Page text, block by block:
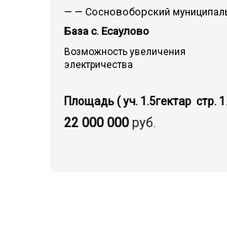
База с. Есаулово
Возможность увеличения
электричества
22 000 000 руб.